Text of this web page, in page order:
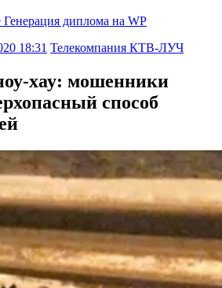
Генерация диплома на WP
18:31 Телекомпания КТВ-ЛУЧ
хау: мошенники
способ